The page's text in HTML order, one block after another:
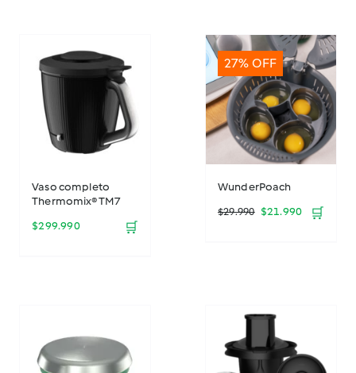
Vaso completo
Thermomix® TM7
$299.990 🛒
27% OFF
WunderPoach
$29.990 El
$29.990.
$21.990El 🛒